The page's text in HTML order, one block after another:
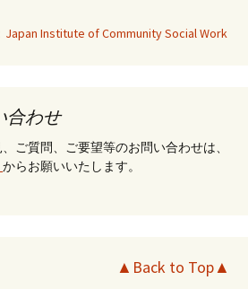
Institute of Community Social Work
合わせ
ご質問、ご要望等のお問い合わせは、
からお願いいたします。
▲Back to Top▲